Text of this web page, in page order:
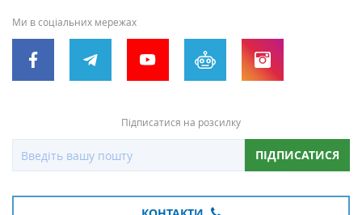
Ми в соціальних мережах
Підписатися на розсилку
ПІДПИСАТИСЯ